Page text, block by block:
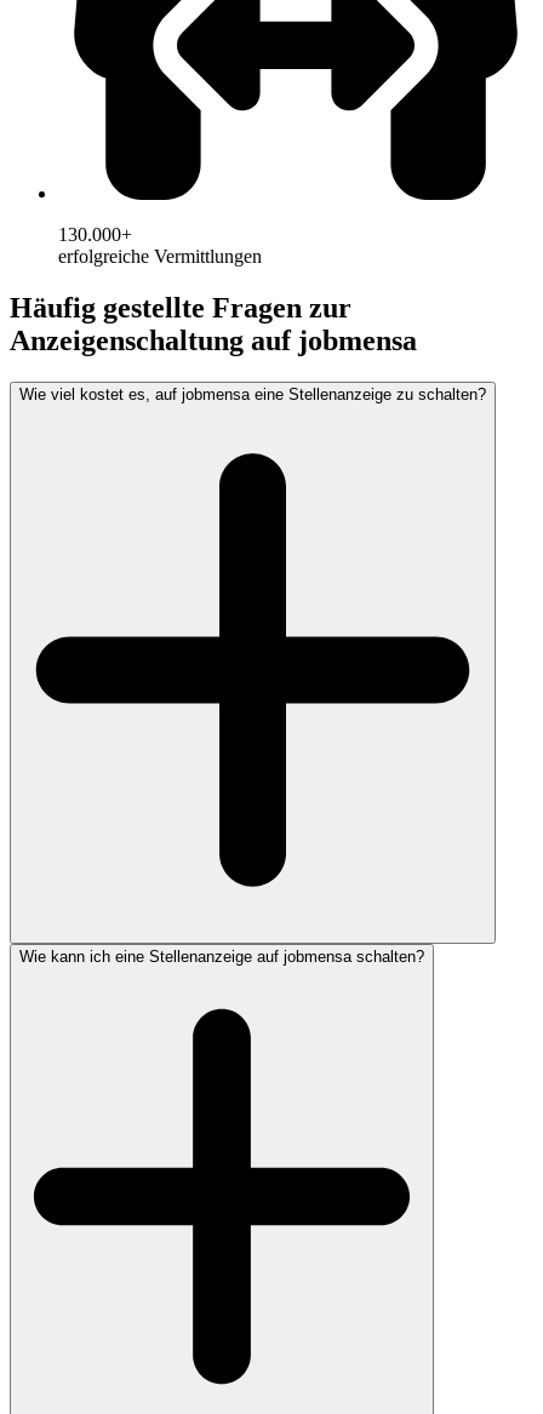
130.000+
erfolgreiche Vermittlungen
Häufig gestellte Fragen zur
Anzeigenschaltung auf jobmensa
Wie viel kostet es, auf jobmensa eine Stellenanzeige zu schalten?
Wie kann ich eine Stellenanzeige auf jobmensa schalten?